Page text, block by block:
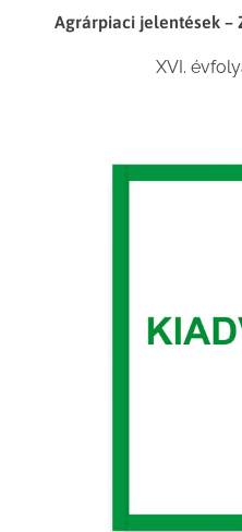
Agrárpiaci jelentések –
XVI.